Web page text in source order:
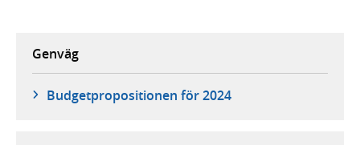
Genväg
Budgetpropositionen för 2024